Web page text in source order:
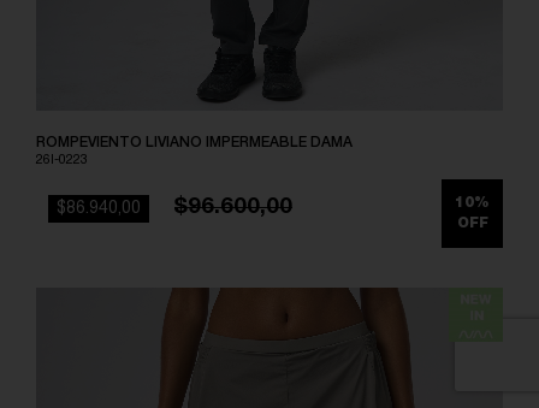
ROMPEVIENTO LIVIANO IMPERMEABLE DAMA
26I-0223
$86.940,00 $96.600,00
10%
OFF